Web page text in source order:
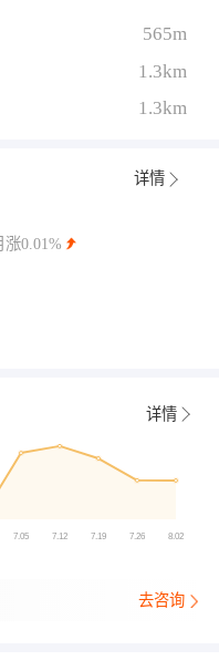
565m
1.3km
1.3km
详情
涨0.01%
详情
去咨询